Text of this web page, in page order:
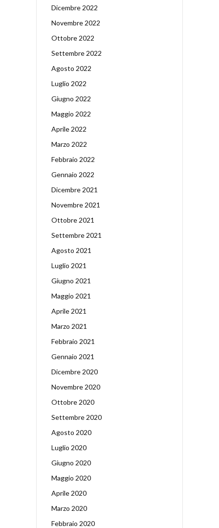
Dicembre 2022
Novembre 2022
Ottobre 2022
Settembre 2022
Agosto 2022
Luglio 2022
Giugno 2022
Maggio 2022
Aprile 2022
Marzo 2022
Febbraio 2022
Gennaio 2022
Dicembre 2021
Novembre 2021
Ottobre 2021
Settembre 2021
Agosto 2021
Luglio 2021
Giugno 2021
Maggio 2021
Aprile 2021
Marzo 2021
Febbraio 2021
Gennaio 2021
Dicembre 2020
Novembre 2020
Ottobre 2020
Settembre 2020
Agosto 2020
Luglio 2020
Giugno 2020
Maggio 2020
Aprile 2020
Marzo 2020
Febbraio 2020